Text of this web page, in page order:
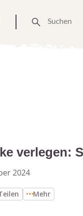
verlegen:
2024
Mehr